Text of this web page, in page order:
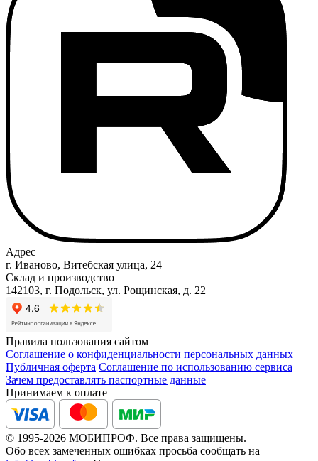
Адрес
г. Иваново, Витебская улица, 24
Склад и производство
142103, г. Подольск, ул. Рощинская, д. 22
Правила пользования сайтом
Соглашение о конфиденциальности персональных данных
Публичная оферта Соглашение по использованию сервиса
Зачем предоставлять паспортные данные
Принимаем к оплате
© 1995-2026 МОБИПРОФ. Все права защищены.
Обо всех замеченных ошибках просьба сообщать на